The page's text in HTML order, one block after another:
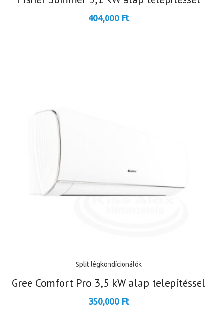
404,000 Ft
Split légkondícionálók
Gree Comfort Pro 3,5 kW alap telepítéssel
350,000 Ft